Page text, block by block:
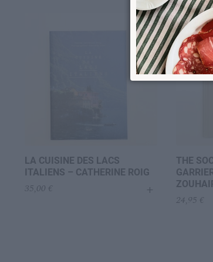
LA CUISINE DES LACS
ITALIENS – CATHERINE ROIG
35,00 € +
THE
24,95 €